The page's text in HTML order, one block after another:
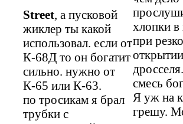
Street, а пусковой
жиклер ты какой
использовал. если от
К-68Д то он богатит
сильно. нужно от
К-65 или К-63.
по тросикам я брал
трубки с
хлопки в
при
открытии
смесь
Я уж на
грешу.